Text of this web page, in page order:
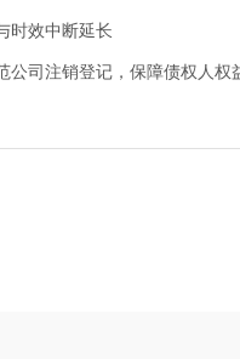
时效中断延长
公司注销登记，保障债权人权